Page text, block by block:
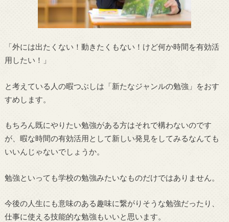
「外には出たくない！動きたくもない！けど何か時間を有効活
用したい！」
と考えている人の暇つぶしは「新たなジャンルの勉強」をおす
すめします。
もちろん既にやりたい勉強がある方はそれで構わないのです
が、暇な時間の有効活用として新しい発見をしてみるなんても
いいんじゃないでしょうか。
勉強といっても学校の勉強みたいなものだけではありません。
今後の人生にも意味のある趣味に繋がりそうな勉強だったり、
仕事に使える技能的な勉強もいいと思います。